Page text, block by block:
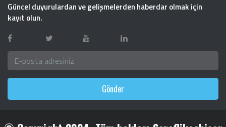
Güncel duyurulardan ve gelişmelerden haberdar olmak için
kayıt olun.
Gönder